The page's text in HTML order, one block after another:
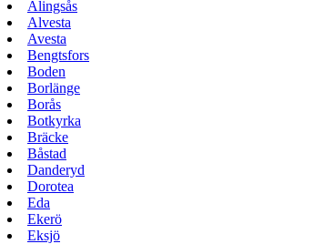
Alingsås
Alvesta
Avesta
Bengtsfors
Boden
Borlänge
Borås
Botkyrka
Bräcke
Båstad
Danderyd
Dorotea
Eda
Ekerö
Eksjö